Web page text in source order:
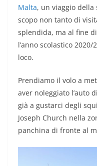
Malta, un viaggio della
scopo non tanto di
splendida, ma al fine
l’anno scolastico
loco.
Prendiamo il volo a
aver noleggiato l’auto
già a gustarci degli
Joseph Church nella
panchina di fronte al